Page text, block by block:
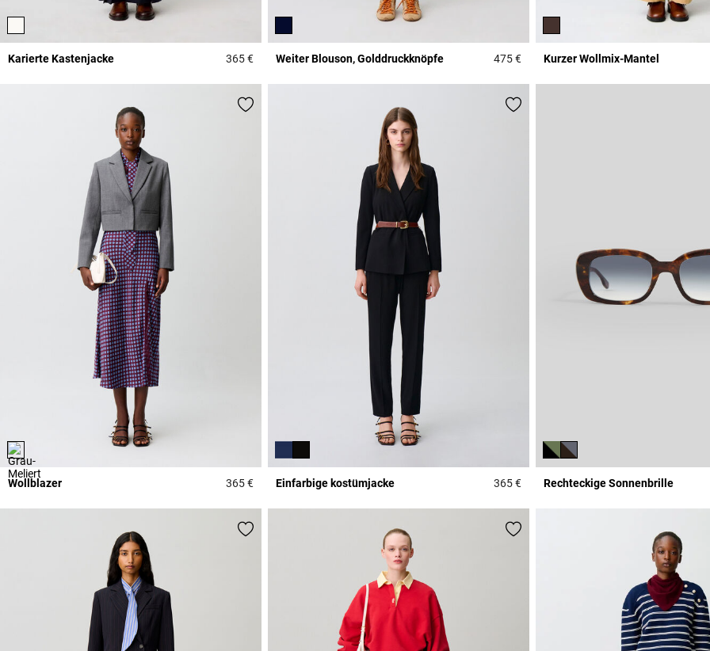
Karierte Kastenjacke 365 €5 out of 5 Customer Rating
Weiter Blouson, Golddruckknöpfe 475 €4,6 out of 5 Customer Rating
Kurzer Wollmix-Mantel
Wollblazer 365 €4,4 out of 5 Customer Rating
Einfarbige kostümjacke 365 €3,7 out of 5 Customer Rating
Rechteckige Sonnenbrille